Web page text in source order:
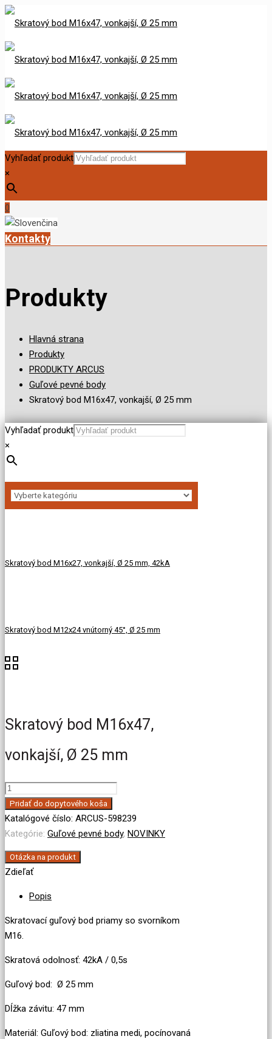
Vyhľadať produkt
×
0
Kontakty
Produkty
Hlavná strana
Produkty
PRODUKTY ARCUS
Guľové pevné body
Skratový bod M16x47, vonkajší, Ø 25 mm
Vyhľadať produkt
×
Skratový bod M16x27, vonkajší, Ø 25 mm, 42kA
Skratový bod M12x24 vnútorný 45°, Ø 25 mm
Skratový bod M16x47,
vonkajší, Ø 25 mm
množstvo
Skratový
bod
M16x47,
vonkajší,
Ø
25
mm
Pridať do dopytového koša
Katalógové číslo: ARCUS-598239
Kategórie: Guľové pevné body, NOVINKY
Otázka na produkt
Zdieľať
Popis
Skratovací guľový bod priamy so svorníkom
M16.
Skratová odolnosť: 42kA / 0,5s
Guľový bod: Ø 25 mm
Dĺžka závitu: 47 mm
Materiál: Guľový bod: zliatina medi, pocínovaná